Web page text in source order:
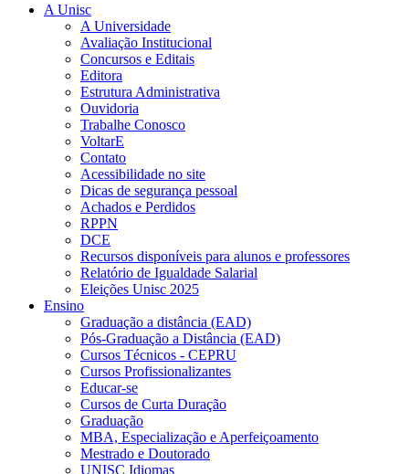
A Unisc
A Universidade
Avaliação Institucional
Concursos e Editais
Editora
Estrutura Administrativa
Ouvidoria
Trabalhe Conosco
VoltarE
Contato
Acessibilidade no site
Dicas de segurança pessoal
Achados e Perdidos
RPPN
DCE
Recursos disponíveis para alunos e professores
Relatório de Igualdade Salarial
Eleições Unisc 2025
Ensino
Graduação a distância (EAD)
Pós-Graduação a Distância (EAD)
Cursos Técnicos - CEPRU
Cursos Profissionalizantes
Educar-se
Cursos de Curta Duração
Graduação
MBA, Especialização e Aperfeiçoamento
Mestrado e Doutorado
UNISC Idiomas